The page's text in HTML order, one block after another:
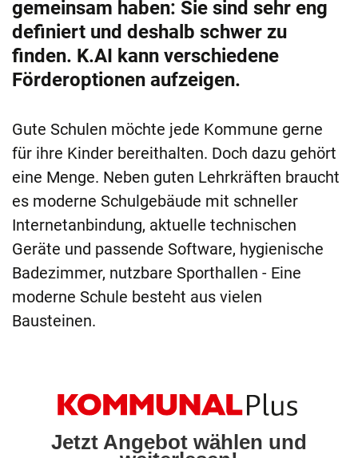
gemeinsam haben: Sie sind sehr eng
definiert und deshalb schwer zu
finden. K.AI kann verschiedene
Förderoptionen aufzeigen.
Gute Schulen möchte jede Kommune gerne
für ihre Kinder bereithalten. Doch dazu gehört
eine Menge. Neben guten Lehrkräften braucht
es moderne Schulgebäude mit schneller
Internetanbindung, aktuelle technischen
Geräte und passende Software, hygienische
Badezimmer, nutzbare Sporthallen - Eine
moderne Schule besteht aus vielen
Bausteinen.